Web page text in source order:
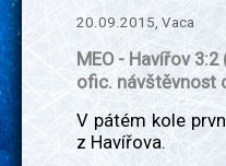
20.09.2015, Vaca
MEO - Havířov 3:2
ofic. návštěvnost
V pátém kole
z Havířova.